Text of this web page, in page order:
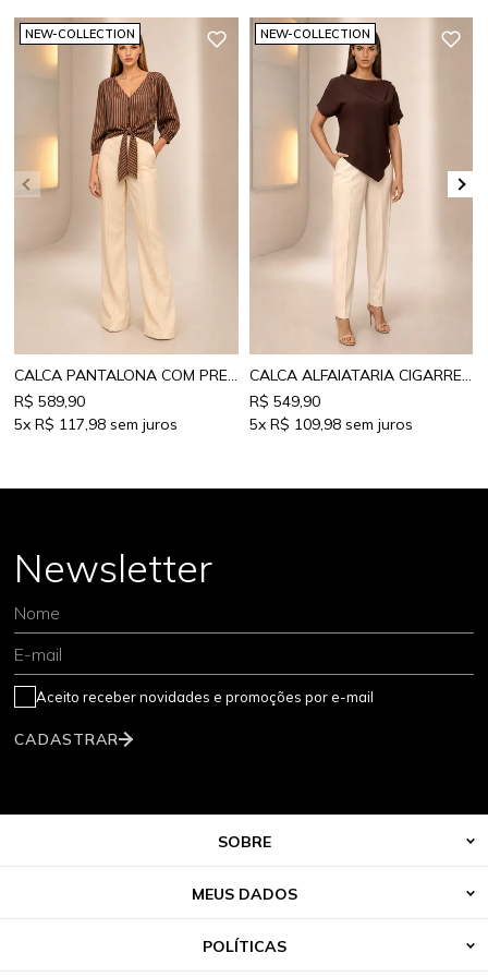
NEW-COLLECTION
CALCA PANTALONA COM PREGAS
R$ 589,90
5xR$ 117,98
NEW-COLLECTION
CALCA ALFAIATARIA CIGARRETE MARTINGALE
R$ 549,90
5x R$ 109,98
Newsletter
Nome
E-mail
CADASTRAR
Aceito receber novidades e promoções por e-mail
SOBRE
MEUS DADOS
POLÍTICAS